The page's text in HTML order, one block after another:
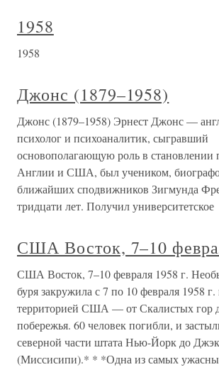
1958
1958
Джонс (1879–1958)
Джонс (1879–1958) Эрнест Джонс —
психолог и психоаналитик, сыгравший
основополагающую роль в становлении
Англии и США, был учеником,
ближайших сподвижников Зигмунда
тридцати лет. Получил университетское
США Восток, 7–10
США Восток, 7–10 февраля 1958 г.
буря закружила с 7 по 10 февраля 1958 г.
территорией США — от Скалистых гор
побережья. 60 человек погибли, и
северной части штата Нью-Йорк до
(Миссисипи).* * *Одна из самых